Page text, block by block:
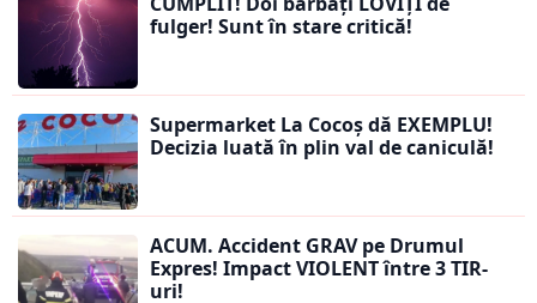
fulger! Sunt în stare critică!
Supermarket La Cocoș dă EXEMPLU!
Decizia luată în plin val de caniculă!
ACUM. Accident GRAV pe Drumul
Expres! Impact VIOLENT între 3 TIR-
uri!